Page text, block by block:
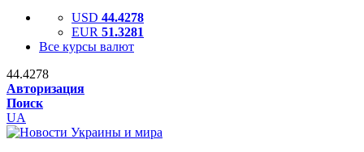
USD 44.4278
EUR 51.3281
Все курсы валют
44.4278
Авторизация
Поиск
UA